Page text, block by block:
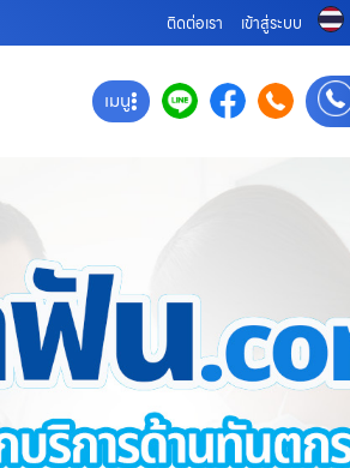
ติดต่อเรา เข้าสู่ระบบ
เมนู